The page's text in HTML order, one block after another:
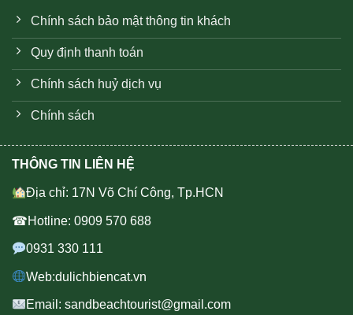
Chính sách bảo mật thông tin khách
Quy định thanh toán
Chính sách huỷ dịch vụ
Chính sách
THÔNG TIN LIÊN HỆ
Địa chỉ: 17N Võ Chí Công, Tp.HCN
☎Hotline: 0909 570 688
0931 330 111
Web:dulichbiencat.vn
Email: sandbeachtourist@gmail.com